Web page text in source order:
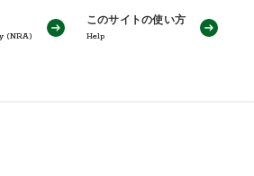
(NRA)
このサイトの使い方
Help